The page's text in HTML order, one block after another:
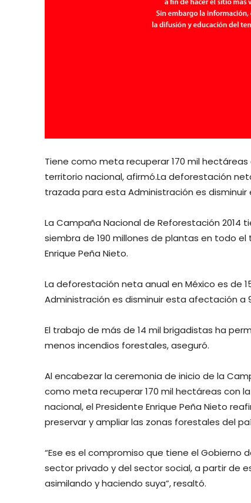
Tiene como meta recuperar 170 mil
territorio nacional, afirmó.La deforestación
trazada para esta Administración es
La Campaña Nacional de Reforestación 2014
siembra de 190 millones de plantas en todo
Enrique Peña Nieto.
La deforestación neta anual en México es de
Administración es disminuir esta afectación a
El trabajo de más de 14 mil brigadistas ha
menos incendios forestales, aseguró.
Al encabezar la ceremonia de inicio de la
como meta recuperar 170 mil hectáreas con
nacional, el Presidente Enrique Peña Nieto
preservar y ampliar las zonas forestales del
“Ese es el compromiso que tiene el Gobierno
sector privado y del sector social, a partir de
asimilando y haciendo suya”, resaltó.